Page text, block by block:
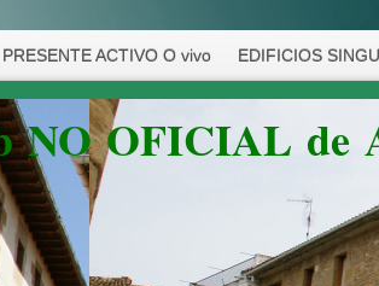
PRESENTE ACTIVO O vivo EDIFICIOS
NO OFICIAL de